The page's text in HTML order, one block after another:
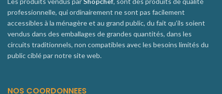
professionnelle, qui ordinairement ne sont pas facilement
accessibles à la ménagère et au grand public, du fait qu’ils soient
vendus dans des emballages de grandes quantités, dans les
circuits traditionnels, non compatibles avec les besoins limités du
public ciblé par notre site web.
NOS COORDONNEES